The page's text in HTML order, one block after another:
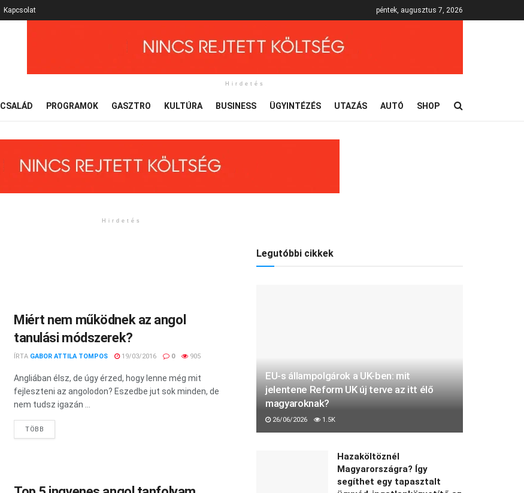
Kapcsolat péntek, augusztus 7, 2026
Hirdetés
CSALÁD PROGRAMOK GASZTRO KULTÚRA BUSINESS ÜGYINTÉZÉS UTAZÁS AUTÓ SHOP
Hirdetés
Miért nem működnek az angol
tanulási módszerek?
ÍRTA GABOR ATTILA TOMPOS 19/03/2016 0 905
Angliában élsz, de úgy érzed, hogy lenne még mit
fejleszteni az angolodon? Eszedbe jut sok minden, de
nem tudsz igazán ...
TÖBB
Legutóbbi cikkek
EU-s állampolgárok a UK-ben: mit
jelentene Reform UK új terve az itt élő
magyaroknak?
26/06/2026 1.5K
Hazaköltöznél
Magyarországra? Így
segíthet egy tapasztalt